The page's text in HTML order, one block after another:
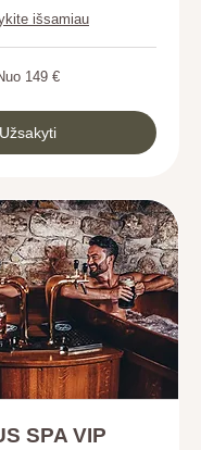
išsamiau
149 €
Užsakyti
SPA VIP